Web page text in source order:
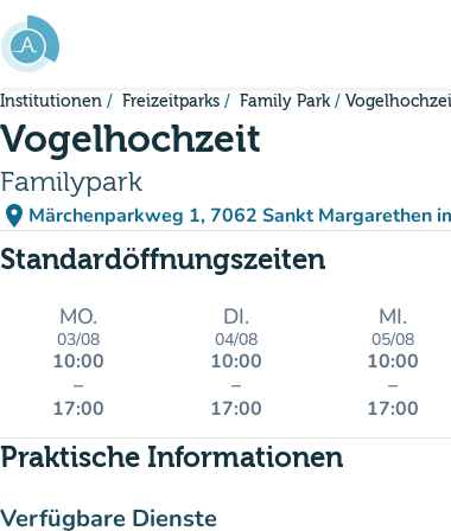
Gehe zum Hauptinhalt
Institutionen Freizeitparks Family Park
Vogelhochzeit
Familypark
place Märchenparkweg 1, 7062 Sankt Margarethen
(in Google
(new tab)
Standardöffnungszeiten
MO.
03/08
10:00
–
17:00
DI.
04/08
10:00
–
17:00
MI.
05/08
10:00
–
17:00
Praktische Informationen
Verfügbare Dienste